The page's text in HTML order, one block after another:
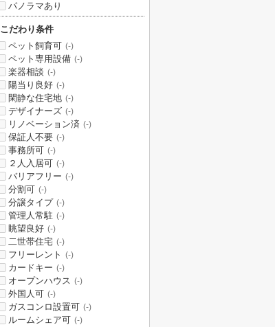
パノラマあり
こだわり条件
ペット飼育可 (-)
ペット専用設備 (-)
楽器相談 (-)
陽当り良好 (-)
閑静な住宅地 (-)
デザイナーズ (-)
リノベーション済 (-)
保証人不要 (-)
事務所可 (-)
２人入居可 (-)
バリアフリー (-)
分割可 (-)
分譲タイプ (-)
管理人常駐 (-)
眺望良好 (-)
二世帯住宅 (-)
フリーレント (-)
カードキー (-)
オープンハウス (-)
外国人可 (-)
ガスコンロ設置可 (-)
ルームシェア可 (-)